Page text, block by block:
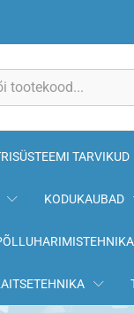
TARVIKUD
KODUKAUBAD